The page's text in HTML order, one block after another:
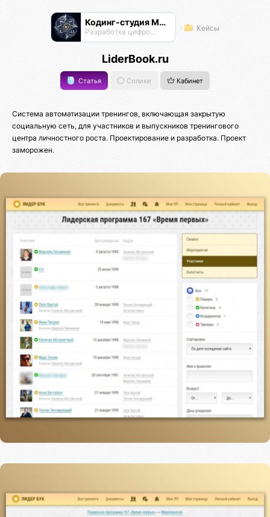
Кодинг-студия Магнатор
Разработка цифровых продуктов Кейсы
LiderBook.ru
Статья Солики Кабинет
Система автоматизации тренингов, включающая закрытую
социальную сеть, для участников и выпускников тренингового
центра личностного роста. Проектирование и разработка. Проект
заморожен.